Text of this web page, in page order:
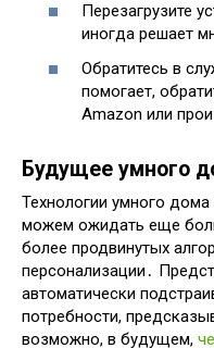
Перезагрузите
иногда решает
Обратитесь в
помогает,
Amazon или
Будущее умного
Технологии умного
можем ожидать еще
более продвинутых
персонализации․
автоматически
потребности,
возможно, в будущем,